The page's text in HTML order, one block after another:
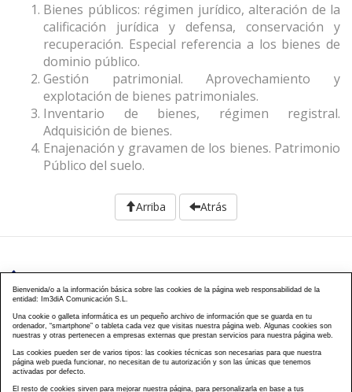
Bienes públicos: régimen jurídico, alteración de la
calificación jurídica y defensa, conservación y
recuperación. Especial referencia a los bienes de
dominio público.
Gestión patrimonial. Aprovechamiento y
explotación de bienes patrimoniales.
Inventario de bienes, régimen registral.
Adquisición de bienes.
Enajenación y gravamen de los bienes. Patrimonio
Público del suelo.
Arriba Atrás
976 203 103
Calle Mayor, 40, CP 50001 - Zaragoza
cursos@famcp.org
Plan de Formación|Cursos On Line|Cursos
Presenciales
Bienvenida/o a la información básica sobre las cookies de la página web responsabilidad de la
entidad: Im3diA Comunicación S.L.
Una cookie o galleta informática es un pequeño archivo de información que se guarda en tu
ordenador, “smartphone” o tableta cada vez que visitas nuestra página web. Algunas cookies son
nuestras y otras pertenecen a empresas externas que prestan servicios para nuestra página web.
Las cookies pueden ser de varios tipos: las cookies técnicas son necesarias para que nuestra
página web pueda funcionar, no necesitan de tu autorización y son las únicas que tenemos
activadas por defecto.
El resto de cookies sirven para mejorar nuestra página, para personalizarla en base a tus